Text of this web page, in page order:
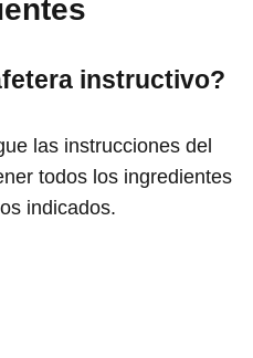
instructivo?
las instrucciones del
todos los ingredientes
indicados.